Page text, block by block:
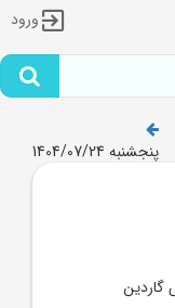
ورود
پنجشنبه 1404/07/24